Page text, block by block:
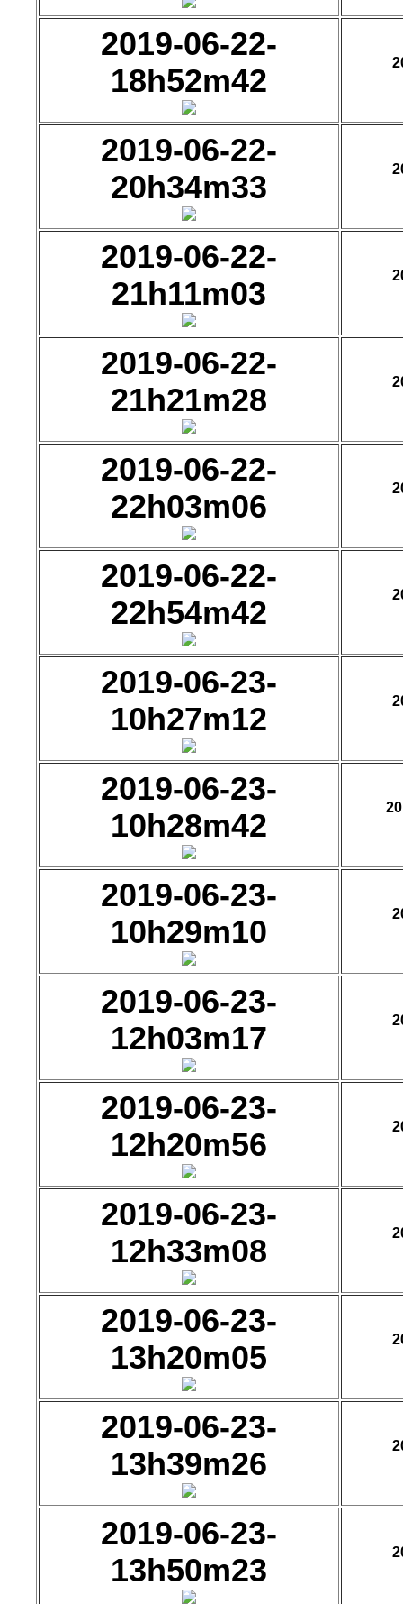
2019-06-22-
18h52m42
2019-06-22-
20h34m33
2019-06-22-
21h11m03
2019-06-22-
21h21m28
2019-06-22-
22h03m06
2019-06-22-
22h54m42
2019-06-23-
10h27m12
2019-06-23-
10h28m42
2019-06-23-
10h29m10
2019-06-23-
12h03m17
2019-06-23-
12h20m56
2019-06-23-
12h33m08
2019-06-23-
13h20m05
2019-06-23-
13h39m26
2019-06-23-
13h50m23